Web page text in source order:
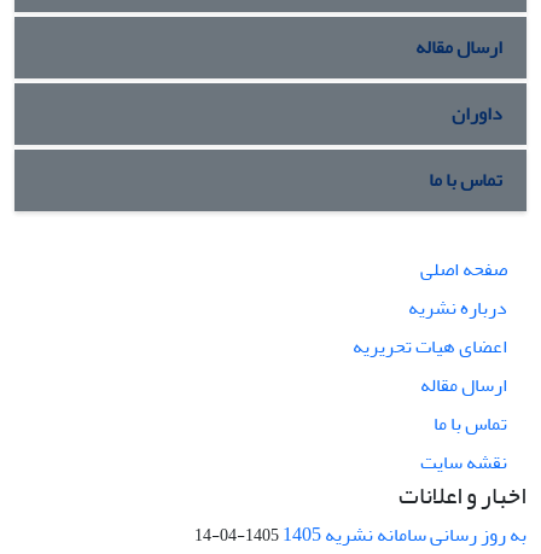
ارسال مقاله
داوران
تماس با ما
صفحه اصلی
درباره نشریه
اعضای هیات تحریریه
ارسال مقاله
تماس با ما
نقشه سایت
اخبار و اعلانات
به روز رسانی سامانه نشریه 1405 1405-04-14